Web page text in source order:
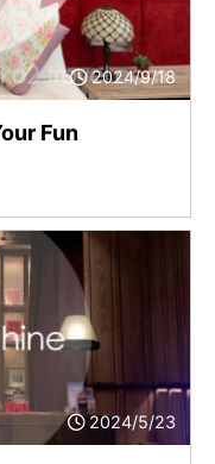
2024/9/18
Fun
2024/5/23